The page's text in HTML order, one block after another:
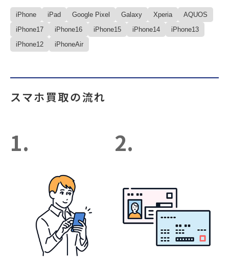
iPhone iPad Google Pixel Galaxy Xperia
AQUOS
iPhone17
iPhone16 iPhone15 iPhone14
iPhone13
iPhone12
iPhoneAir
スマホ買取の流れ
1. 2.